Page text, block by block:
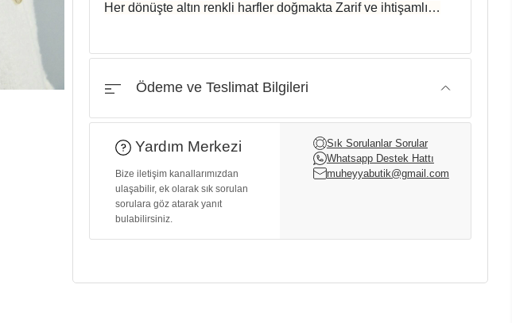
Her dönüşte altın renkli harfler doğmakta Zarif ve ihtişamlı…
Ödeme ve Teslimat Bilgileri
Yardım Merkezi
Bize iletişim kanallarımızdan
ulaşabilir, ek olarak sık sorulan
sorulara göz atarak yanıt
bulabilirsiniz.
Sık Sorulanlar Sorular
Whatsapp Destek Hattı
muheyyabutik@gmail.com